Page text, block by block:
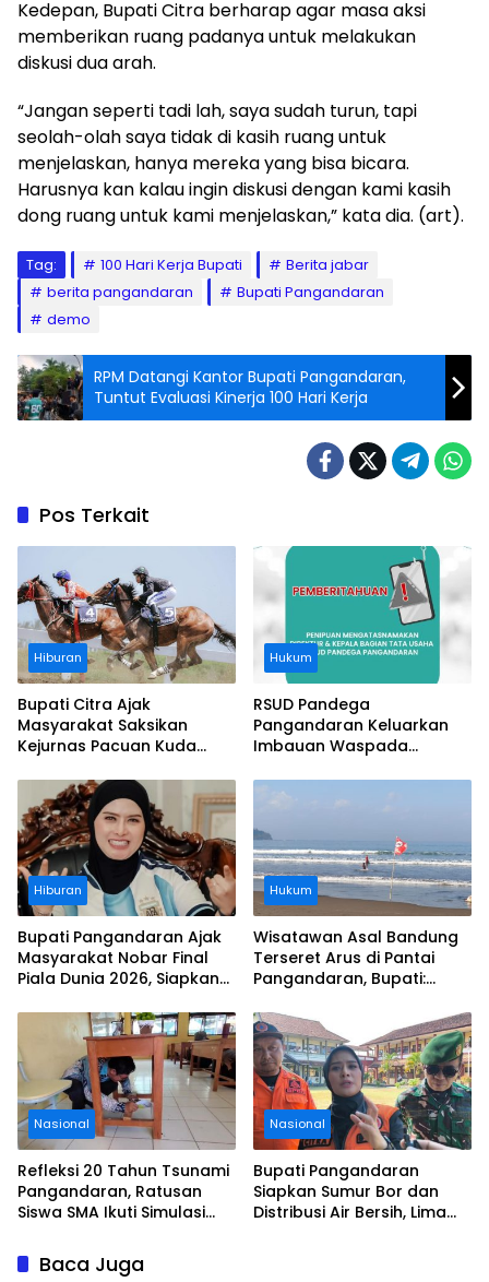
Kedepan, Bupati Citra berharap agar masa aksi
memberikan ruang padanya untuk melakukan
diskusi dua arah.
“Jangan seperti tadi lah, saya sudah turun, tapi
seolah-olah saya tidak di kasih ruang untuk
menjelaskan, hanya mereka yang bisa bicara.
Harusnya kan kalau ingin diskusi dengan kami kasih
dong ruang untuk kami menjelaskan,” kata dia. (art).
Tag: 100 Hari Kerja Bupati
Berita jabar
berita pangandaran
Bupati Pangandaran
demo
RPM Datangi Kantor Bupati Pangandaran,
Tuntut Evaluasi Kinerja 100 Hari Kerja
Pos Terkait
Hiburan
Bupati Citra Ajak
Masyarakat Saksikan
Kejurnas Pacuan Kuda
Legokjawa
Hukum
RSUD Pandega
Pangandaran Keluarkan
Imbauan Waspada
Hiburan
Bupati Pangandaran Ajak
Masyarakat Nobar Final
Piala Dunia 2026, Siapkan
Hukum
Wisatawan Asal Bandung
Terseret Arus di Pantai
Pangandaran, Bupati:
Aturan
Nasional
Refleksi 20 Tahun Tsunami
Pangandaran, Ratusan
Siswa SMA Ikuti Simulasi
Tsunami
Nasional
Bupati Pangandaran
Siapkan Sumur Bor dan
Distribusi Air Bersih, Lima
Baca Juga